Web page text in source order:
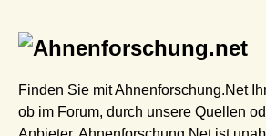
Finden Sie mit Ahnenforschung.Net
ob im Forum, durch unsere Quellen